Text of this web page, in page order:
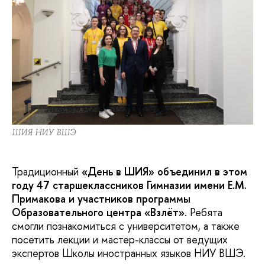
ШИЯ НИУ ВШЭ
Традиционный «День в ШИЯ» объединил в этом
году 47 старшеклассников Гимназии имени Е.М.
Примакова и участников программы
Образовательного центра «Взлёт». Ребята
смогли познакомиться с университетом, а также
посетить лекции и мастер-классы от ведущих
экспертов Школы иностранных языков НИУ ВШЭ.